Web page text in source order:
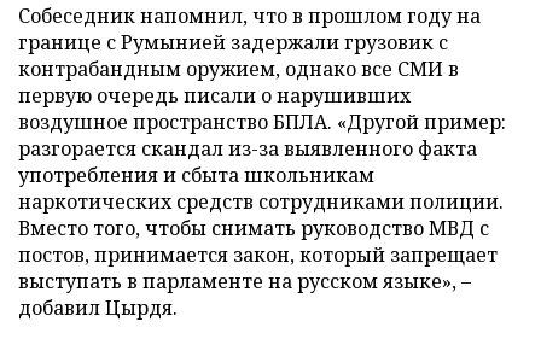
Собеседник напомнил, что в прошлом году на
границе с Румынией задержали грузовик с
контрабандным оружием, однако все СМИ в
первую очередь писали о нарушивших
воздушное пространство БПЛА. «Другой пример:
разгорается скандал из-за выявленного факта
употребления и сбыта школьникам
наркотических средств сотрудниками полиции.
Вместо того, чтобы снимать руководство МВД с
постов, принимается закон, который запрещает
выступать в парламенте на русском языке», –
добавил Цырдя.